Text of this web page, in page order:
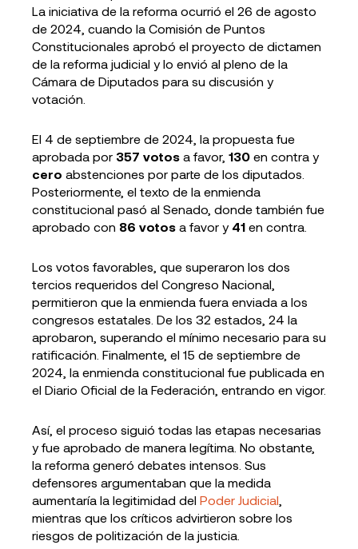
La iniciativa de la reforma ocurrió el 26 de agosto
de 2024, cuando la Comisión de Puntos
Constitucionales aprobó el proyecto de dictamen
de la reforma judicial y lo envió al pleno de la
Cámara de Diputados para su discusión y
votación.
El 4 de septiembre de 2024, la propuesta fue
aprobada por 357 votos a favor, 130 en contra y
cero abstenciones por parte de los diputados.
Posteriormente, el texto de la enmienda
constitucional pasó al Senado, donde también fue
aprobado con 86 votos a favor y 41 en contra.
Los votos favorables, que superaron los dos
tercios requeridos del Congreso Nacional,
permitieron que la enmienda fuera enviada a los
congresos estatales. De los 32 estados, 24 la
aprobaron, superando el mínimo necesario para su
ratificación. Finalmente, el 15 de septiembre de
2024, la enmienda constitucional fue publicada en
el Diario Oficial de la Federación, entrando en vigor.
Así, el proceso siguió todas las etapas necesarias
y fue aprobado de manera legítima. No obstante,
la reforma generó debates intensos. Sus
defensores argumentaban que la medida
aumentaría la legitimidad del Poder Judicial
mientras que los críticos advirtieron sobre los
riesgos de politización de la justicia.